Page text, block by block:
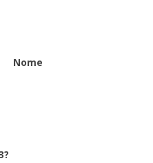
Nome